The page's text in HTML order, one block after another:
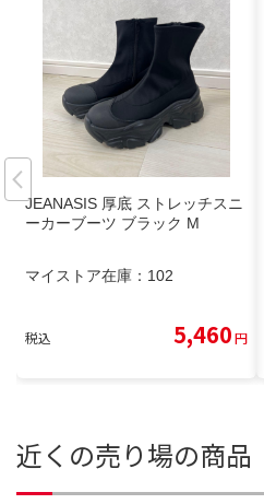
JEANASIS 厚底 ストレッチスニ
ーカーブーツ ブラック M
マイストア在庫： 102
税込 5,460円
近くの売り場の商品